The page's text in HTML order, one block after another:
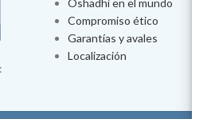
Oshadhi en el mundo
Compromiso ético
Garantías y avales
Localización